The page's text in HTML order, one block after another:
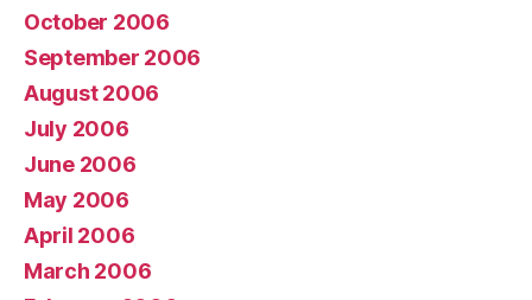
October 2006
September 2006
August 2006
July 2006
June 2006
May 2006
April 2006
March 2006